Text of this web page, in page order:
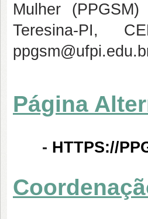
Mulher
Teresina-PI,
Página
- HTTPS://